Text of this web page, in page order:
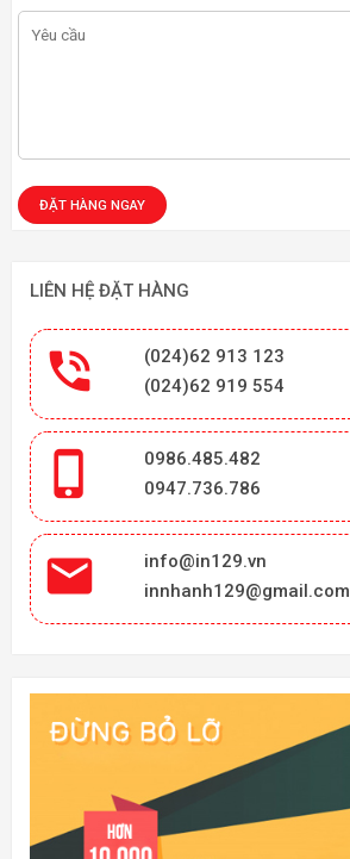
LIÊN HỆ ĐẶT HÀNG

(024)62 913 123
(024)62 919 554

0986.485.482
0947.736.786

info@in129.vn
innhanh129@gmail.com